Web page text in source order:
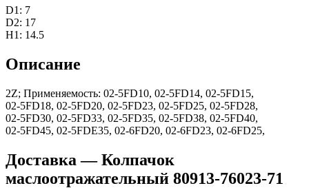
D1: 7
D2: 17
H1: 14.5
Описание
2Z; Применяемость: 02‑5FD10, 02‑5FD14, 02‑5FD15,
02‑5FD18, 02‑5FD20, 02‑5FD23, 02‑5FD25, 02‑5FD28,
02‑5FD30, 02‑5FD33, 02‑5FD35, 02‑5FD38, 02‑5FD40,
02‑5FD45, 02‑5FDE35, 02‑6FD20, 02‑6FD23, 02‑6FD25,
Доставка — Колпачок
маслоотражательный 80913-76023-71